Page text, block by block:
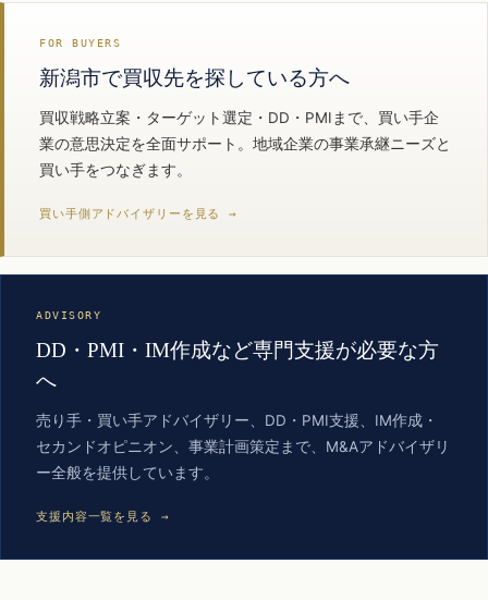
FOR BUYERS
新潟市で買収先を探している方へ
買収戦略立案・ターゲット選定・DD・PMIまで、買い手企
業の意思決定を全面サポート。地域企業の事業承継ニーズと
買い手をつなぎます。
買い手側アドバイザリーを見る →
ADVISORY
DD・PMI・IM作成など専門支援が必要な方
へ
売り手・買い手アドバイザリー、DD・PMI支援、IM作成・
セカンドオピニオン、事業計画策定まで、M&Aアドバイザリ
ー全般を提供しています。
支援内容一覧を見る →